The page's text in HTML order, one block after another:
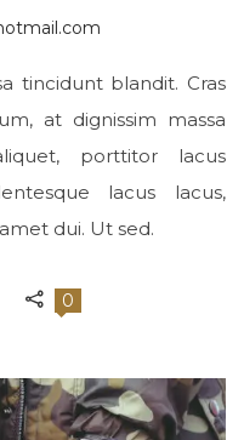
tincidunt blandit. Cras
at dignissim massa
porttitor lacus
lacus lacus,
dui. Ut sed.
0